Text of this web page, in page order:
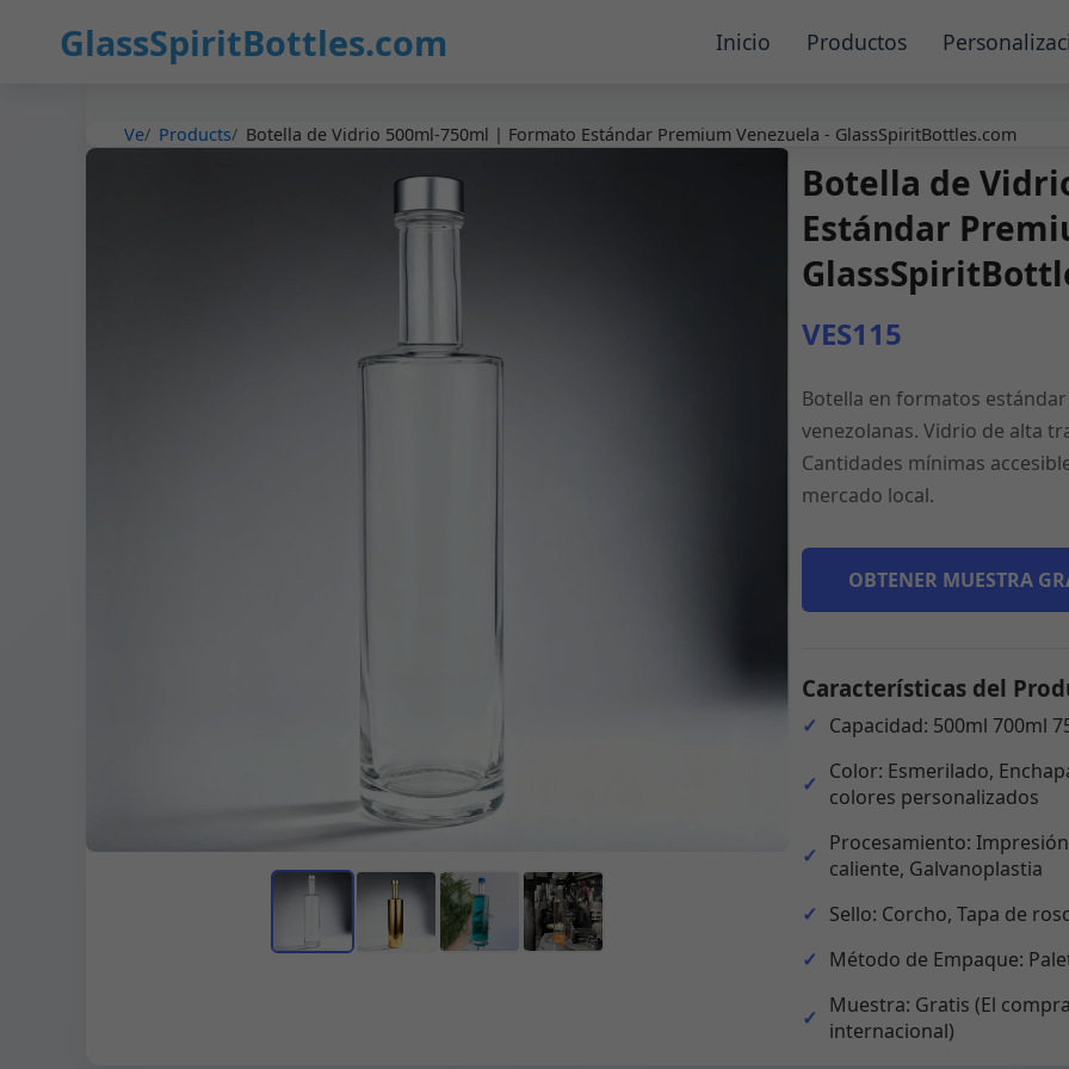
GlassSpiritBottles.com Inicio Productos
Ve Products Botella de Vidrio 500ml-750ml | Formato Estándar Premium Venezuela - GlassSpiritBottles.com
Botella de
Estándar
VES115
Botella en formatos
venezolanas. Vidrio de alta
Cantidades mínimas
mercado local.
OBTENER MUESTRA
Características del
Capacidad: 500ml 700ml
Color: Esmerilado,
colores personalizados
Procesamiento:
caliente, Galvanoplastia
Sello: Corcho, Tapa de
Método de Empaque:
Muestra: Gratis (El
internacional)